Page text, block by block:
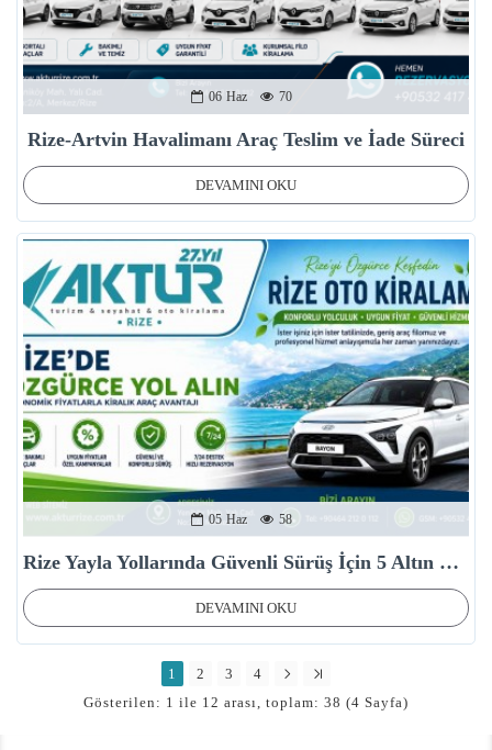
06 Haz 70
Rize-Artvin Havalimanı Araç Teslim ve İade Süreci
DEVAMINI OKU
05 Haz 58
Rize Yayla Yollarında Güvenli Sürüş İçin 5 Altın Kural
DEVAMINI OKU
1 2 3
4
Gösterilen: 1 ile 12 arası, toplam: 38 (4 Sayfa)